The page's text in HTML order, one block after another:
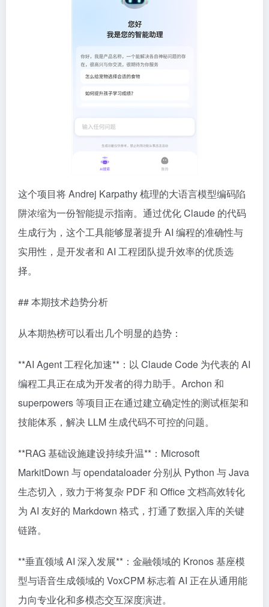
这个项目将 Andrej Karpathy 梳理的大语言模型编码陷
阱浓缩为一份智能提示指南。通过优化 Claude 的代码
生成行为，这个工具能够显著提升 AI 编程的准确性与
实用性，是开发者和 AI 工程团队提升效率的优质选
择。
## 本期技术趋势分析
从本期热榜可以看出几个明显的趋势：
**AI Agent 工程化加速**：以 Claude Code 为代表的 AI
编程工具正在成为开发者的得力助手。Archon 和
superpowers 等项目正在通过建立确定性的测试框架和
技能体系，解决 LLM 生成代码不可控的问题。
**RAG 基础设施建设持续升温**：Microsoft
MarkitDown 与 opendataloader 分别从 Python 与 Java
生态切入，致力于将复杂 PDF 和 Office 文档高效转化
为 AI 友好的 Markdown 格式，打通了数据入库的关键
链路。
**垂直领域 AI 深入发展**：金融领域的 Kronos 基座模
型与语音生成领域的 VoxCPM 标志着 AI 正在从通用能
力向专业化和多模态交互深度演进。